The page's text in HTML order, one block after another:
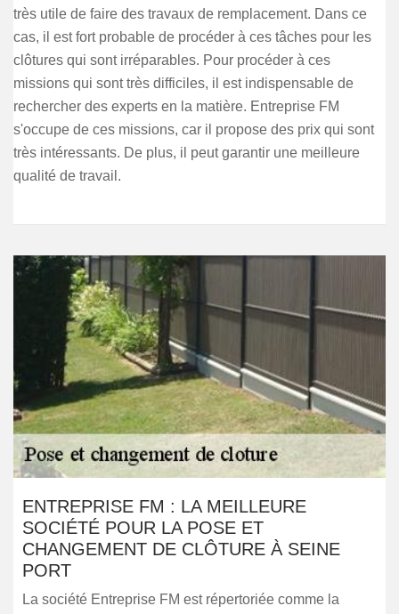
très utile de faire des travaux de remplacement. Dans ce
cas, il est fort probable de procéder à ces tâches pour les
clôtures qui sont irréparables. Pour procéder à ces
missions qui sont très difficiles, il est indispensable de
rechercher des experts en la matière. Entreprise FM
s'occupe de ces missions, car il propose des prix qui sont
très intéressants. De plus, il peut garantir une meilleure
qualité de travail.
ENTREPRISE FM : LA MEILLEURE
SOCIÉTÉ POUR LA POSE ET
CHANGEMENT DE CLÔTURE À SEINE
PORT
La société Entreprise FM est répertoriée comme la